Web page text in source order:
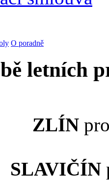
O poradně
letních
ZLÍN
SLAVIČÍN